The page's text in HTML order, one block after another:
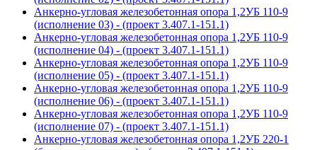
Анкерно-угловая железобетонная опора 1,2УБ 110-9
(исполнение 03) - (проект 3.407.1-151.1)
Анкерно-угловая железобетонная опора 1,2УБ 110-9
(исполнение 04) - (проект 3.407.1-151.1)
Анкерно-угловая железобетонная опора 1,2УБ 110-9
(исполнение 05) - (проект 3.407.1-151.1)
Анкерно-угловая железобетонная опора 1,2УБ 110-9
(исполнение 06) - (проект 3.407.1-151.1)
Анкерно-угловая железобетонная опора 1,2УБ 110-9
(исполнение 07) - (проект 3.407.1-151.1)
Анкерно-угловая железобетонная опора 1,2УБ 220-1